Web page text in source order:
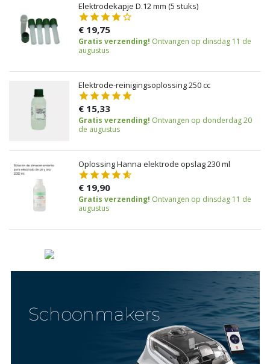
Elektrodekapje D.12 mm (5 stuks)
€ 19,75
Gratis verzending! Ontvangen op dinsdag 11 de
augustus
Elektrode-reinigingsoplossing 250 cc
€ 15,33
Gratis verzending! Ontvangen op donderdag 20
de augustus
Oplossing Hanna elektrode opslag 230 ml
€ 19,90
Gratis verzending! Ontvangen op dinsdag 11 de
augustus